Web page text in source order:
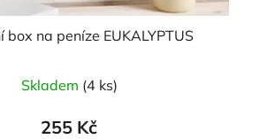
box na peníze EUKALYPTUS
Skladem (4 ks)
255 Kč